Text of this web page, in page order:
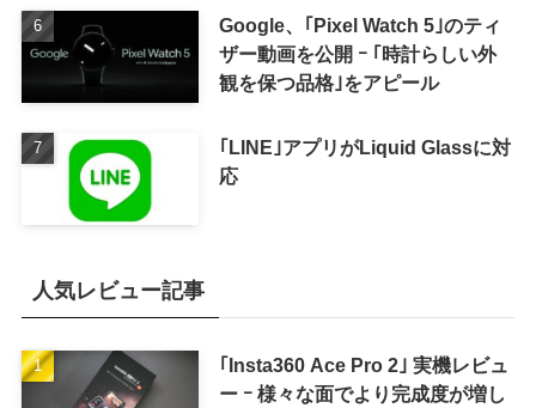
Google、｢Pixel Watch 5｣のティ
ザー動画を公開 ｰ ｢時計らしい外
観を保つ品格｣をアピール
｢LINE｣アプリがLiquid Glassに対
応
人気レビュー記事
｢Insta360 Ace Pro 2｣ 実機レビュ
ー ｰ 様々な面でより完成度が増し